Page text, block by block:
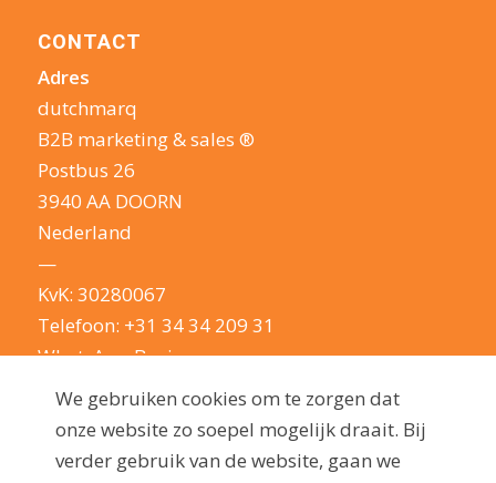
CONTACT
Adres
dutchmarq
B2B marketing & sales ®
Postbus 26
3940 AA DOORN
Nederland
—
KvK: 30280067
Telefoon: +31 34 34 209 31
WhatsApp Business
E-mail:
info@dutchmarq.nl
We houden van een geintje. Maar nemen je
We gebruiken cookies om te zorgen dat
onze website zo soepel mogelijk draait. Bij
verder gebruik van de website, gaan we